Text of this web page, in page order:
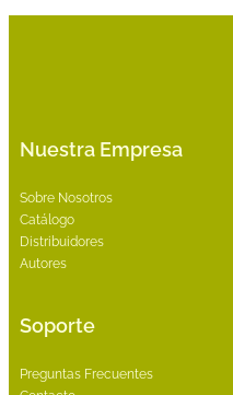
Nuestra Empresa
Sobre Nosotros
Catálogo
Distribuidores
Autores
Soporte
Preguntas Frecuentes